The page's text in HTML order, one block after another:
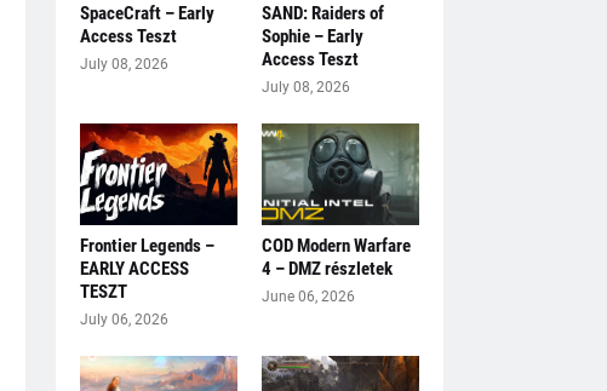
SpaceCraft – Early
Access Teszt
July 08, 2026
SAND: Raiders of
Sophie – Early
Access Teszt
July 08, 2026
Frontier Legends –
EARLY ACCESS
TESZT
July 06, 2026
COD Modern Warfare
4 – DMZ részletek
June 06, 2026